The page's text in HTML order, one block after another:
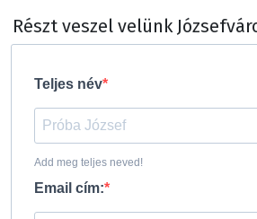
Részt veszel velünk
Teljes név
Add meg teljes neved!
Email cím: